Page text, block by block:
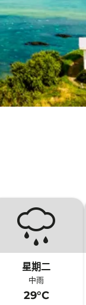
星期二
中雨
29°C